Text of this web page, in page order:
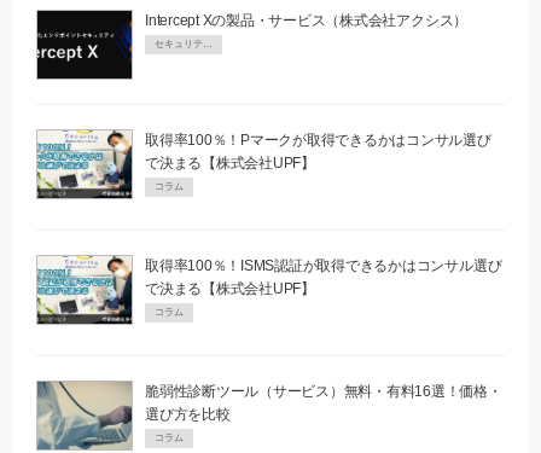
Intercept Xの製品・サービス（株式会社アクシス）
取得率100％！Pマークが取得できるかはコンサル選び
で決まる【株式会社UPF】
コラム
取得率100％！ISMS認証が取得できるかはコンサル選び
で決まる【株式会社UPF】
コラム
脆弱性診断ツール（サービス）無料・有料16選！価格・
選び方を比較
コラム